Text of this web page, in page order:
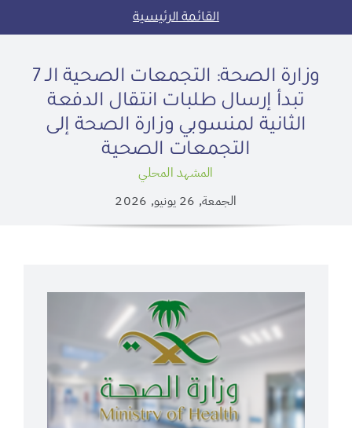
القائمة الرئيسية
وزارة الصحة: التجمعات الصحية الـ 7
تبدأ إرسال طلبات انتقال الدفعة
الثانية لمنسوبي وزارة الصحة إلى
التجمعات الصحية
المشهد المحلي
الجمعة, 26 يونيو, 2026